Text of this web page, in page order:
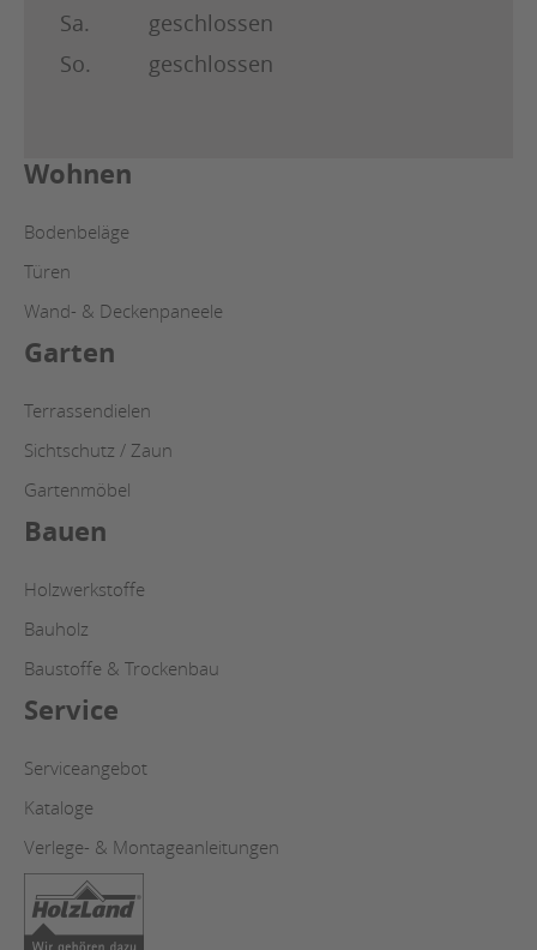
Sa.
geschlossen
So.
geschlossen
Wohnen
Bodenbeläge
Türen
Wand- & Deckenpaneele
Garten
Terrassendielen
Sichtschutz / Zaun
Gartenmöbel
Bauen
Holzwerkstoffe
Bauholz
Baustoffe & Trockenbau
Service
Serviceangebot
Kataloge
Verlege- & Montageanleitungen